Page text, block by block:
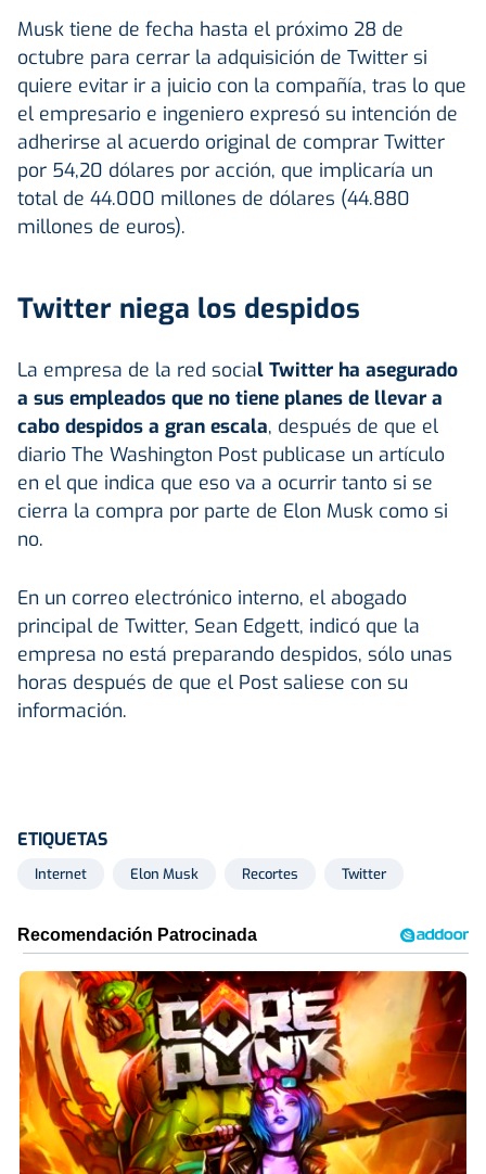
Musk tiene de fecha hasta el próximo 28 de
octubre para cerrar la adquisición de Twitter si
quiere evitar ir a juicio con la compañía, tras lo que
el empresario e ingeniero expresó su intención de
adherirse al acuerdo original de comprar Twitter
por 54,20 dólares por acción, que implicaría un
total de 44.000 millones de dólares (44.880
millones de euros).
Twitter niega los despidos
La empresa de la red social Twitter ha asegurado
a sus empleados que no tiene planes de llevar a
cabo despidos a gran escala, después de que el
diario The Washington Post publicase un artículo
en el que indica que eso va a ocurrir tanto si se
cierra la compra por parte de Elon Musk como si
no.
En un correo electrónico interno, el abogado
principal de Twitter, Sean Edgett, indicó que la
empresa no está preparando despidos, sólo unas
horas después de que el Post saliese con su
información.
ETIQUETAS
Internet Elon Musk Recortes Twitter